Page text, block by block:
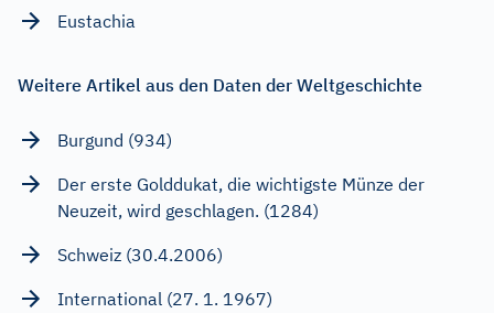
Eustachia
Weitere Artikel aus den Daten der Weltgeschichte
Burgund (934)
Der erste Golddukat, die wichtigste Münze der
Neuzeit, wird geschlagen. (1284)
Schweiz (30.4.2006)
International (27. 1. 1967)